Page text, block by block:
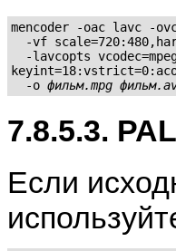
mencoder -oac lavc -
-vf
-lavcopts
  -o
фильм.mpg
7.8.5.3.
Если